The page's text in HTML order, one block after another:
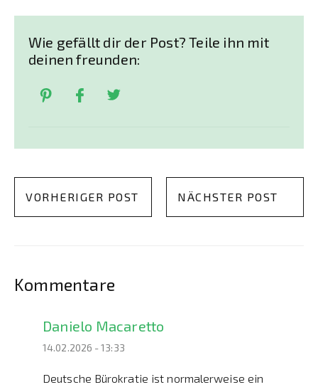
Wie gefällt dir der Post? Teile ihn mit
deinen freunden:
VORHERIGER POST NÄCHSTER POST
Kommentare
Danielo Macaretto
14.02.2026 - 13:33
Deutsche Bürokratie ist normalerweise ein